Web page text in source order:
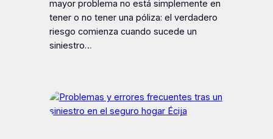
mayor problema no está simplemente en
tener o no tener una póliza: el verdadero
riesgo comienza cuando sucede un
siniestro…